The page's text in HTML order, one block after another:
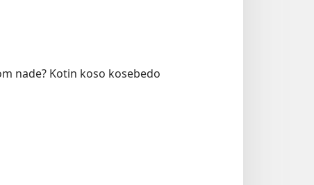
nade? Kotin koso kosebedo